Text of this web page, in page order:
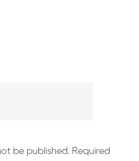
be published. Required